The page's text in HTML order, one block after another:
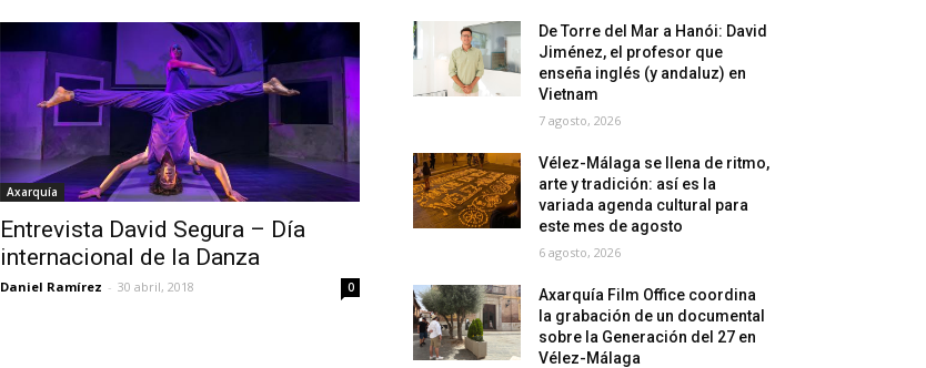
Axarquía
Entrevista David Segura – Día
internacional de la Danza
Daniel Ramírez - 30 abril, 2018 0
De Torre del Mar a Hanói: David
Jiménez, el profesor que
enseña inglés (y andaluz) en
Vietnam
7 agosto, 2026
Vélez-Málaga se llena de ritmo,
arte y tradición: así es la
variada agenda cultural para
este mes de agosto
6 agosto, 2026
Axarquía Film Office coordina
la grabación de un documental
sobre la Generación del 27 en
Vélez-Málaga